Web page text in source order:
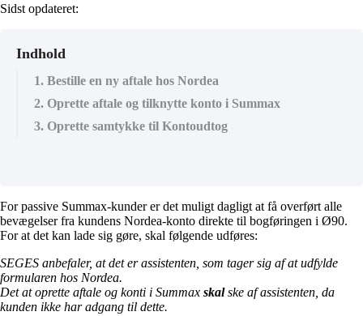
Sidst opdateret:
Indhold
1. Bestille en ny aftale hos Nordea
2. Oprette aftale og tilknytte konto i Summax
3. Oprette samtykke til Kontoudtog
For passive Summax-kunder er det muligt dagligt at få overført alle
bevægelser fra kundens Nordea-konto direkte til bogføringen i Ø90.
For at det kan lade sig gøre, skal følgende udføres:
SEGES anbefaler, at det er assistenten, som tager sig af at udfylde
formularen hos Nordea.
Det at oprette aftale og konti i Summax skalske af assistenten, da
kunden ikke har adgang til dette.